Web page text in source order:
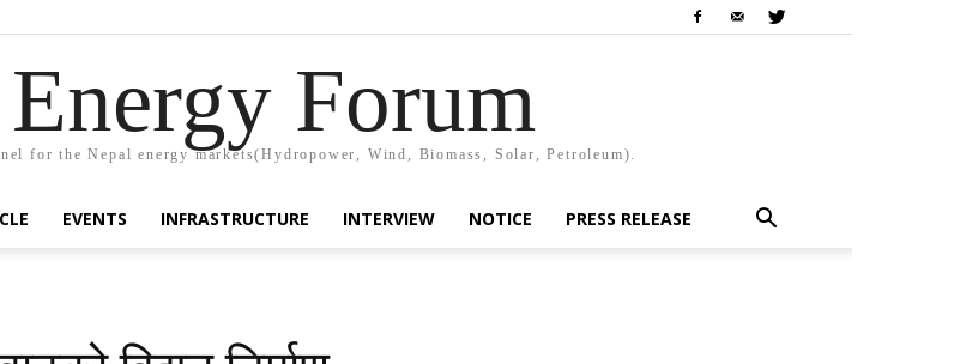
Forum
for the Nepal energy markets(Hydropower, Wind, Biomass, Solar, Petroleum).
EVENTS INFRASTRUCTURE INTERVIEW NOTICE PRESS RELEASE